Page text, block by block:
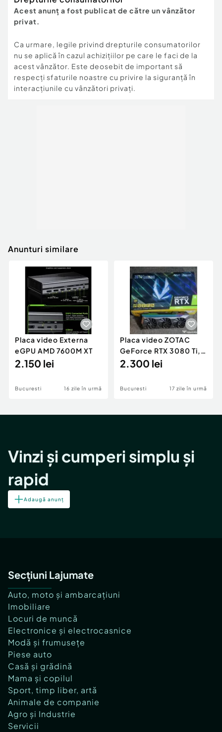
Acest anunț a fost publicat de către un vânzător
privat.
Ca urmare, legile privind drepturile consumatorilor
nu se aplică în cazul achizițiilor pe care le faci de la
acest vânzător. Este deosebit de important să
respecți sfaturile noastre cu privire la siguranță în
interacțiunile cu vânzători privați.
Anunturi similare
Placa video Externa
eGPU AMD 7600M XT
2.150 lei
Bucuresti 16 zile în urmă
Placa video ZOTAC
GeForce RTX 3080 Ti,
12GB, iluminare
2.300 lei
Bucuresti 17 zile în urmă
Vinzi și cumperi simplu și
rapid
Adaugă anunț
Secțiuni Lajumate
Auto, moto și ambarcațiuni
Imobiliare
Locuri de muncă
Electronice și electrocasnice
Modă și frumusețe
Piese auto
Casă și grădină
Mama și copilul
Sport, timp liber, artă
Animale de companie
Agro și Industrie
Servicii